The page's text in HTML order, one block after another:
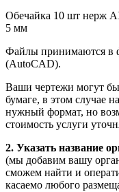
Обечайка 10 шт нерж
5 мм
Файлы принимаются в
(AutoCAD).
Ваши чертежи могут
бумаге, в этом случае
нужный формат, но
стоимость услуги
2. Указать название
(мы добавим вашу
сможем найти и
касаемо любого